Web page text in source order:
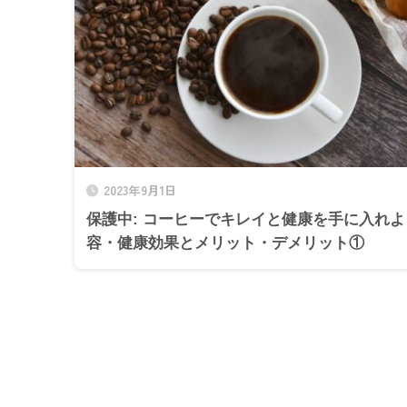
2023年9月1日
保護中: コーヒーでキレイと健康を手に入れ
容・健康効果とメリット・デメリット①